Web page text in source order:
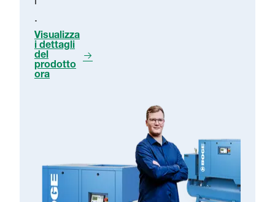
.
Visualizza
i dettagli
del
prodotto
ora